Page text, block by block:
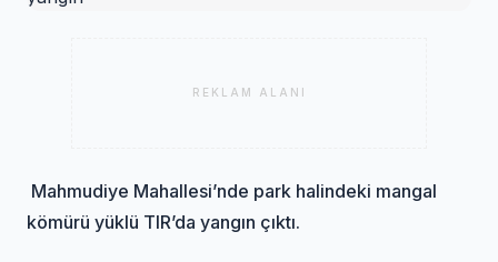
REKLAM ALANI
Mahmudiye Mahallesi’nde park halindeki mangal
kömürü yüklü TIR’da yangın çıktı.